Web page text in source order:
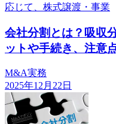
応じて、株式譲渡・事業
会社分割とは？吸収
ットや手続き、注意
M&A実務
2025年12月22日